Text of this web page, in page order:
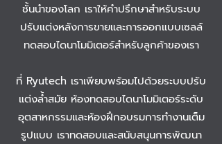
ชั้นนำของโลก เราให้คำปรึกษาสำหรับระบบ
ปรับแต่งหลังการขายและการออกแบบเซลล์
ทดสอบไดนาโมมิเตอร์สำหรับลูกค้าของเรา
ที่ Ryutech เราเพียบพร้อมไปด้วยระบบปรับ
แต่งล้ำสมัย ห้องทดสอบไดนาโมมิเตอร์ระดับ
อุตสาหกรรมและห้องฝึกอบรมการทำงานเต็ม
รูปแบบ เราทดสอบและสนับสนุนการพัฒนา